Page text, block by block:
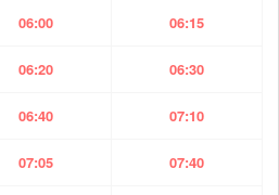
06:00 06:15
06:20 06:30
06:40 07:10
07:05 07:40